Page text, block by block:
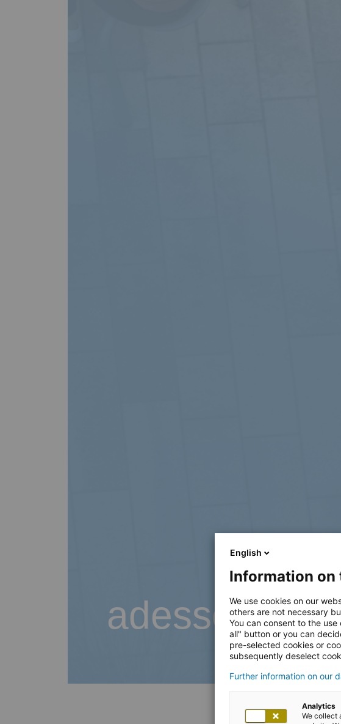
adesso Blog
English
Information on
We use cookies on our
others are not necessary
You can consent to the
all" button or you can
pre-selected cookies or
subsequently deselect
Further information on our
Analytics
We collect